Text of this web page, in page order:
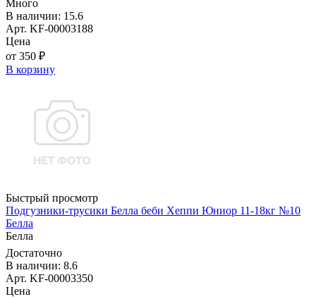
Много
В наличии: 15.6
Арт. KF-00003188
Цена
от 350 ₽
В корзину
Быстрый просмотр
Подгузники-трусики Белла беби Хеппи Юниор 11-18кг №10
Белла
Белла
Достаточно
В наличии: 8.6
Арт. KF-00003350
Цена